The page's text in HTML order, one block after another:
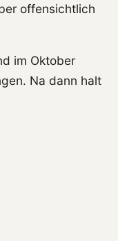
offensichtlich
im Oktober
Na dann halt